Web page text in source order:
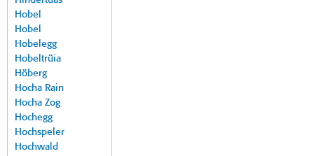
Hobel
Hobel
Hobelegg
Hobeltrüia
Höberg
Hocha Rain
Hocha Zog
Hochegg
Hochspeler
Hochwald